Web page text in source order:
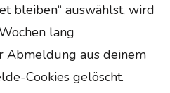
bleiben“ auswählst, wird
lang
Abmeldung aus deinem
Cookies gelöscht.